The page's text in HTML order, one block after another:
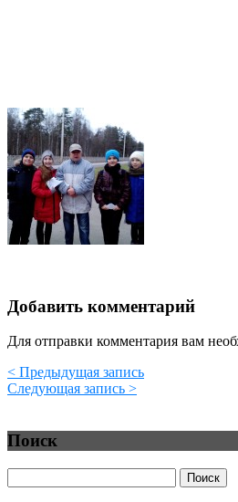
Добавить комментарий
Для отправки комментария вам
< Предыдущая запись
Следующая запись >
Поиск